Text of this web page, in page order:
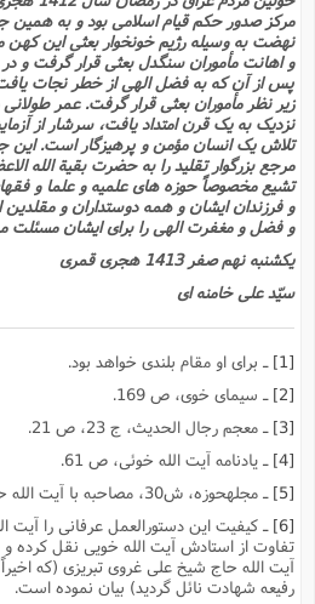
مرکز صدور حکم قیام اسلامى بود و به
نهضت به وسیله رژیم خونخوار بعثى این کهن
و اهانت مأموران سنگدل بعثى قرار گرفت
پس از آن که به فضل الهى از خطر نجات
زیر نظر مأموران بعثى قرار گرفت. عمر
نزدیک به یک قرن امتداد یافت، سرشار از
تلاش یک انسان مؤمن و پرهیزگار است.
مرجع بزرگوار تقلید را به حضرت بقیة الله
تشیع مخصوصاً حوزه هاى علمیه و علما و
و فرزندان ایشان و همه دوستداران و
و فضل و مغفرت الهى را براى ایشان مسئلت
یکشنبه نهم صفر 1413 هجرى قمرى
سیّد على خامنه اى
ـ براى او مقام بلندى خواهد بود.
ـ سیماى خوى، ص 169.
ـ معجم رجال الحدیث، ج 23، ص 21.
ـ یادنامه آیت الله خوئى، ص 61.
ـ مجلهحوزه، ش30، مصاحبه با آیت الله حسینى همدانى.
ـ کیفیت این دستورالعمل عرفانى را آیت
تفاوت از استادش آیت الله خویى نقل کرده و
آیت الله حاج شیخ على غروى تبریزى (که
رفیعه شهادت نائل گردید) بیان نموده است.